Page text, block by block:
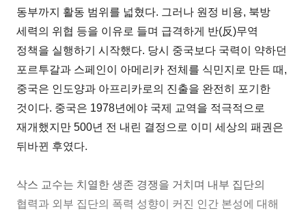
동부까지 활동 범위를 넓혔다. 그러나 원정 비용, 북방
세력의 위협 등을 이유로 들며 급격하게 반(反)무역
정책을 실행하기 시작했다. 당시 중국보다 국력이 약하던
포르투갈과 스페인이 아메리카 전체를 식민지로 만든 때,
중국은 인도양과 아프리카로의 진출을 완전히 포기한
것이다. 중국은 1978년에야 국제 교역을 적극적으로
재개했지만 500년 전 내린 결정으로 이미 세상의 패권은
뒤바뀐 후였다.
삭스 교수는 치열한 생존 경쟁을 거치며 내부 집단의
협력과 외부 집단의 폭력 성향이 커진 인간 본성에 대해